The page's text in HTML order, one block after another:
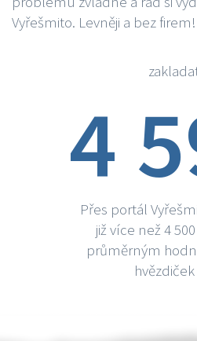
Vyřešmito. Levněji a bez firem!
4
Přes portál
již více než 4
průměrným
hvězdiček